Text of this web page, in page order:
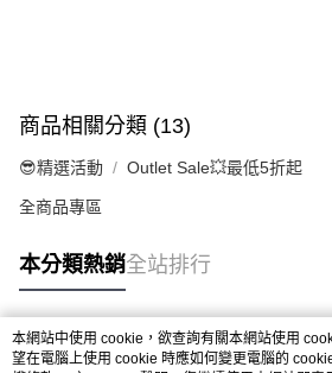
商品相關分類 (13)
😎精選活動 Outlet Sale💥最低5折起
全商品專區
本分類熱銷全站排行
熱門標籤
本網站中使用 cookie，欲查詢有關本網站使用
望在電腦上使用 cookie 時應如何變更電腦的